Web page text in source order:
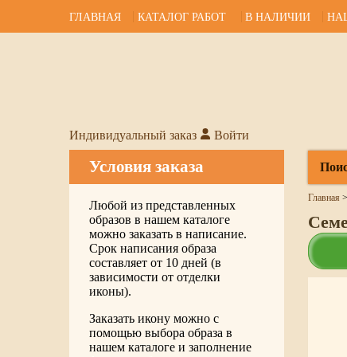
ГЛАВНАЯ КАТАЛОГ РАБОТ В НАЛИЧИИ
Индивидуальный заказ Войти
Условия заказа
Любой из представленных
образов в нашем каталоге
можно заказать в написание.
Срок написания образа
составляет от 10 дней (в
зависимости от отделки
иконы).
Заказать икону можно с
помощью выбора образа в
нашем каталоге и заполнение
Главная >